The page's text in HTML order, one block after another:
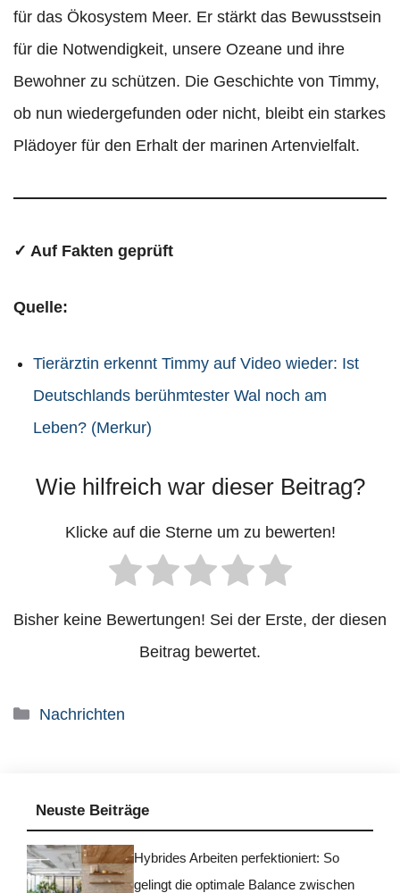
für das Ökosystem Meer. Er stärkt das Bewusstsein
für die Notwendigkeit, unsere Ozeane und ihre
Bewohner zu schützen. Die Geschichte von Timmy,
ob nun wiedergefunden oder nicht, bleibt ein starkes
Plädoyer für den Erhalt der marinen Artenvielfalt.
✓ Auf Fakten geprüft
Quelle:
Tierärztin erkennt Timmy auf Video wieder: Ist
Deutschlands berühmtester Wal noch am
Leben? (Merkur)
Wie hilfreich war dieser Beitrag?
Klicke auf die Sterne um zu bewerten!
Bisher keine Bewertungen! Sei der Erste, der diesen
Beitrag bewertet.
Kategorien
Nachrichten
Neuste Beiträge
Hybrides Arbeiten perfektioniert: So
gelingt die optimale Balance zwischen